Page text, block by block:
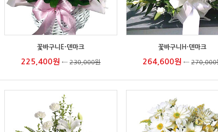
꽃바구니E-덴마크
225,400원 ← 230,000원
꽃바구니H-덴마크
264,600원 ← 270,000